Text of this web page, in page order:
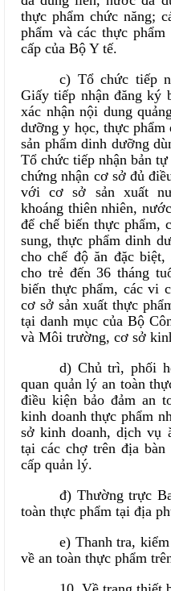
thực phẩm chức năng;
phẩm và các thực
cấp của Bộ Y tế.
c) Tổ chức tiếp
Giấy tiếp nhận đăng ký
xác nhận nội dung
dưỡng y học, thực phẩm
sản phẩm dinh dưỡng
Tổ chức tiếp nhận bản
chứng nhận cơ sở đủ
với cơ sở sản xuất
khoáng thiên nhiên,
để chế biến thực phẩm,
sung, thực phẩm dinh
cho chế độ ăn đặc
cho trẻ đến 36 tháng
biến thực phẩm, các vi
cơ sở sản xuất thực
tại danh mục của Bộ
và Môi trường, cơ sở
d) Chủ trì, phối
quan quản lý an toàn
điều kiện bảo đảm an
kinh doanh thực phẩm
sở kinh doanh, dịch vụ
tại các chợ trên địa
cấp quản lý.
đ) Thường trực
toàn thực phẩm tại địa
e) Thanh tra,
về an toàn thực phẩm